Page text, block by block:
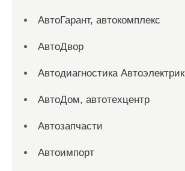
АвтоГарант, автокомплекс
АвтоДвор
Автодиагностика Автоэлектрик
АвтоДом, автотехцентр
Автозапчасти
Автоимпорт